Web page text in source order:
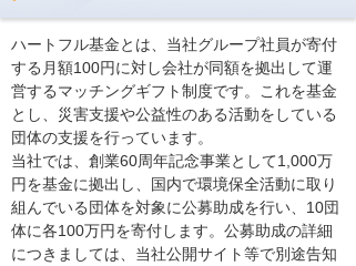
ハートフル基金とは、当社グループ社員が寄付
する月額100円に対し会社が同額を拠出して運
営するマッチングギフト制度です。これを基金
とし、災害支援や公益性のある活動をしている
団体の支援を行っています。
当社では、創業60周年記念事業として1,000万
円を基金に拠出し、国内で環境保全活動に取り
組んでいる団体を対象に公募助成を行い、10団
体に各100万円を寄付します。公募助成の詳細
につきましては、当社公開サイト等で別途告知